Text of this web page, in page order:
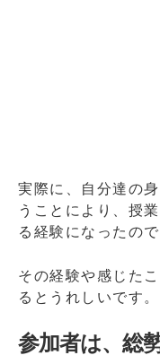
実際に、自分達の
うことにより、授
る経験になったの
その経験や感じた
るとうれしいです。
参加者は、総